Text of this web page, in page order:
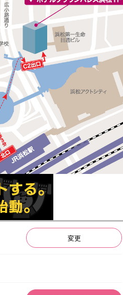
変更